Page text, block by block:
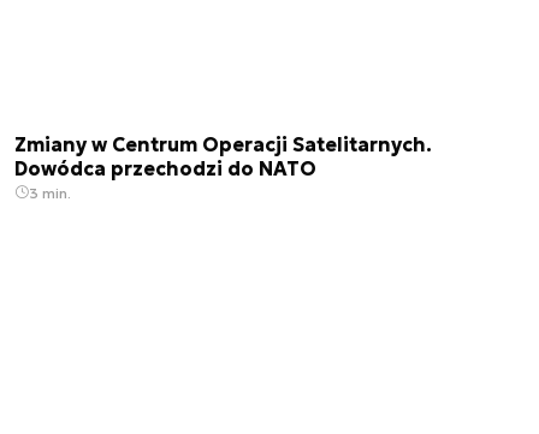
Zmiany w Centrum Operacji Satelitarnych.
Dowódca przechodzi do NATO
3 min.